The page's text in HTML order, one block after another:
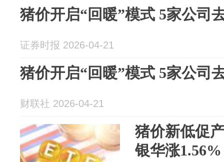
猪价开启“回暖”模式 5家公司
证券时报 2026-04-21
猪价开启“回暖”模式 5家公司
财联社 2026-04-21
猪价新低促
银华涨1.56%